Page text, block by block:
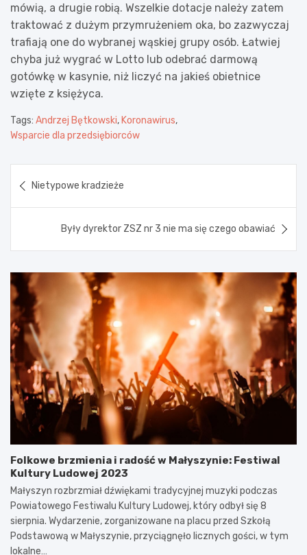
mówią, a drugie robią. Wszelkie dotacje należy zatem
traktować z dużym przymrużeniem oka, bo zazwyczaj
trafiają one do wybranej wąskiej grupy osób. Łatwiej
chyba już wygrać w Lotto lub odebrać darmową
gotówkę w kasynie, niż liczyć na jakieś obietnice
wzięte z księżyca.
Tags: Andrzej Bętkowski, Koronawirus,
Wsparcie dla przedsiębiorców
wpisu
Nietypowe kradzieże
Były dyrektor ZSZ nr 3 nie ma się czego obawiać
Folkowe brzmienia i radość w Małyszynie: Festiwal
Kultury Ludowej 2023
Małyszyn rozbrzmiał dźwiękami tradycyjnej muzyki podczas
Powiatowego Festiwalu Kultury Ludowej, który odbył się 8
sierpnia. Wydarzenie, zorganizowane na placu przed Szkołą
Podstawową w Małyszynie, przyciągnęło licznych gości, w tym
lokalne…